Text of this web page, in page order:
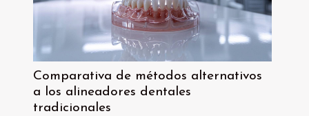
Comparativa de métodos alternativos
a los alineadores dentales
tradicionales